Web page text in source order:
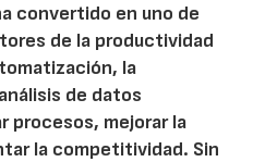
convertido en uno de
de la productividad
la
de datos
procesos, mejorar la
la competitividad. Sin